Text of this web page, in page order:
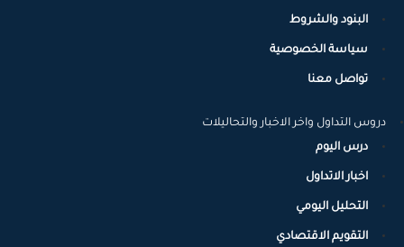
البنود والشروط
سياسة الخصوصية
تواصل معنا
دروس التداول واخر الاخبار والتحاليلات
درس اليوم
اخبار الاتداول
التحليل اليومي
التقويم الاقتصادي